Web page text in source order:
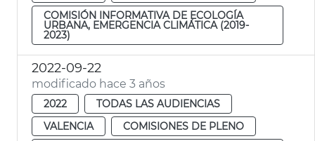
COMISIÓN INFORMATIVA DE ECOLOGÍA
URBANA, EMERGENCIA CLIMÁTICA (2019-
2023)
2022-09-22
modificado hace 3 años
2022
TODAS LAS AUDIENCIAS
VALENCIA
COMISIONES DE PLENO